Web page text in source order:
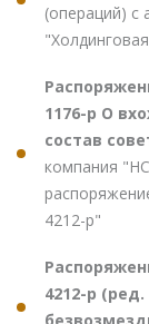
(операций) с
1176-р О
состав
компания
4212-р"
4212-р